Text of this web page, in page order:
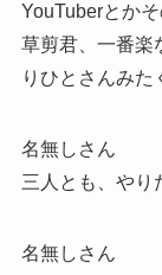
YouTuberとか
草剪君、一番楽
りひとさんみ
名無しさん
三人とも、やり
名無しさん